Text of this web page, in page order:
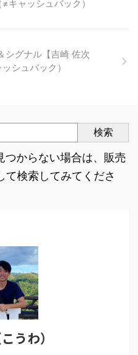
キャッシュバック）
シグナル【吉崎 佐次
シュバック）
検索
からない場合は、販売
て検索してみてくださ
うわ）